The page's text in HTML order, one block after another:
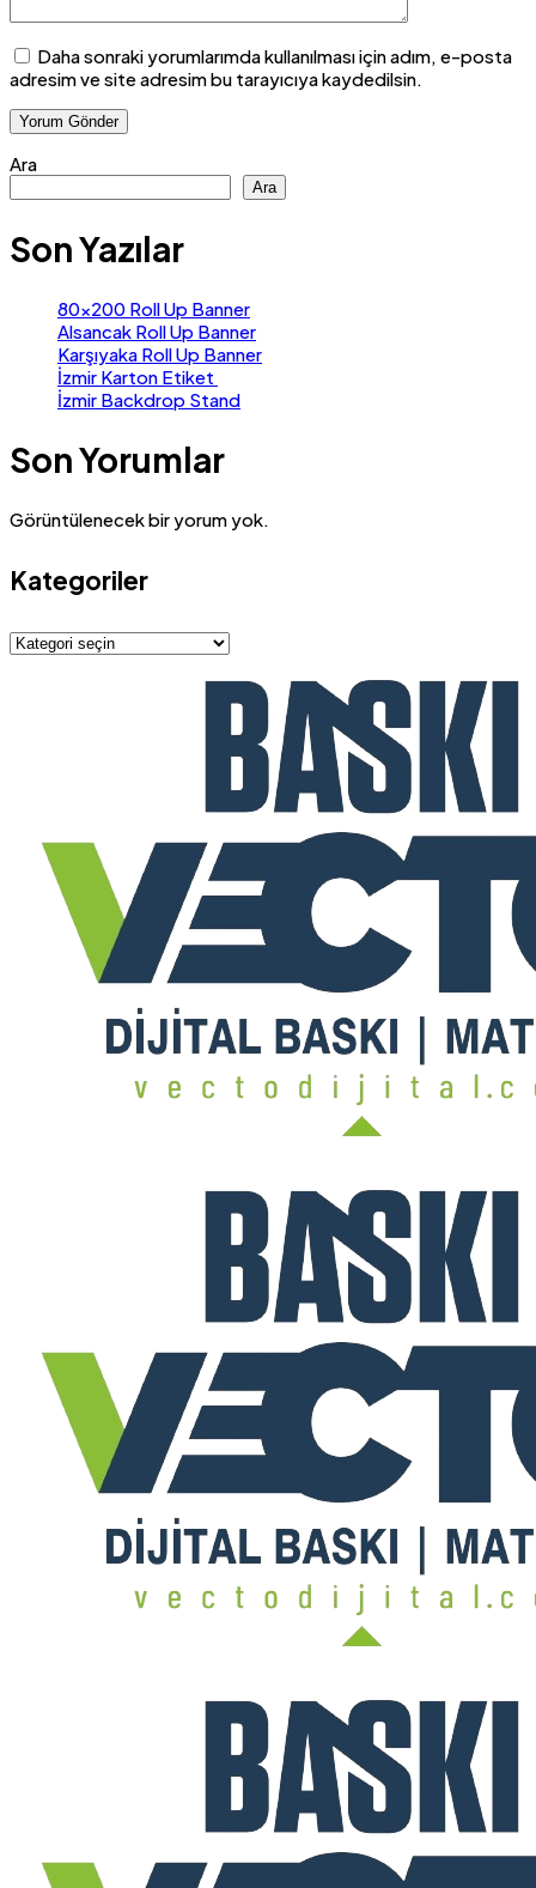
Daha sonraki yorumlarımda kullanılması için adım, e-posta
adresim ve site adresim bu tarayıcıya kaydedilsin.
Ara
Ara
Son Yazılar
80×200 Roll Up Banner
Alsancak Roll Up Banner
Karşıyaka Roll Up Banner
İzmir Karton Etiket
İzmir Backdrop Stand
Son Yorumlar
Görüntülenecek bir yorum yok.
Kategoriler
Kategoriler